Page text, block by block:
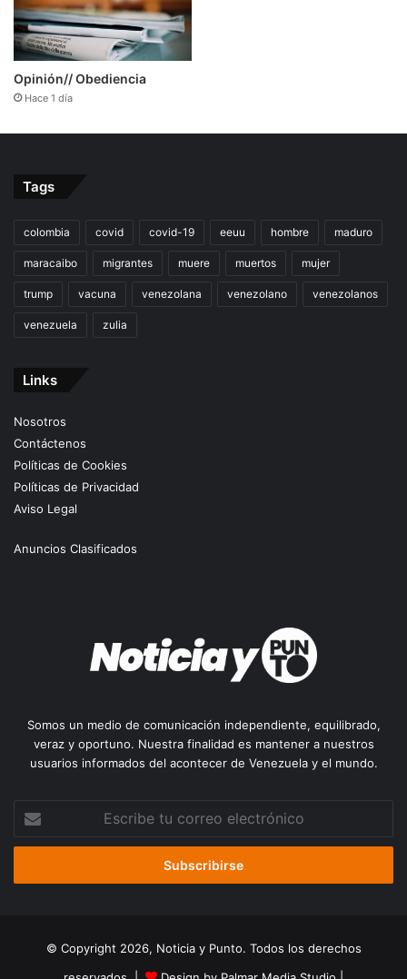
Opinión// Obediencia
Hace 1 día
Tags
colombia covid covid-19 eeuu hombre maduro
maracaibo migrantes muere muertos mujer
trump vacuna venezolana venezolano venezolanos
venezuela zulia
Links
Nosotros
Contáctenos
Políticas de Cookies
Políticas de Privacidad
Aviso Legal
Anuncios Clasificados
Somos un medio de comunicación independiente, equilibrado,
veraz y oportuno. Nuestra finalidad es mantener a nuestros
usuarios informados del acontecer de Venezuela y el mundo.
correo
© Copyright 2026, Noticia y Punto. Todos los derechos